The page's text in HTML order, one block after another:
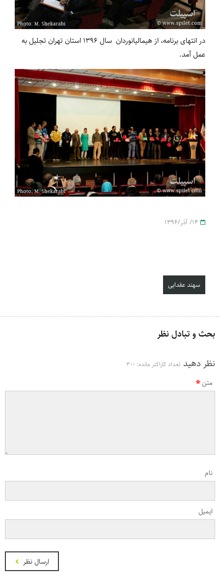
در انتهای برنامه، از هیمالیانوردان سال 1396 استان تهران تجلیل به
عمل آمد.
سهند عقدایی
بحث و تبادل نظر
نظر دهید تعداد کاراکتر مانده: 300
متن
نام
ایمیل
ارسال نظر